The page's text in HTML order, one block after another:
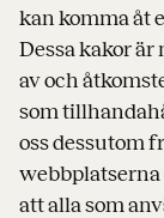
kan komma åt
Dessa kakor
av och
som
oss dessutom
webbplatserna
att alla som